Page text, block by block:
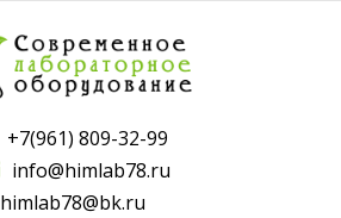
+7(961) 809-32-99
info@himlab78.ru
himlab78@bk.ru